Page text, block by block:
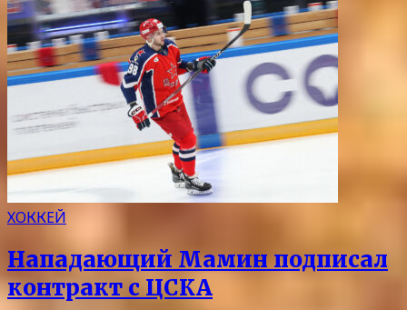
ХОККЕЙ
Нападающий Мамин подписал
контракт с ЦСКА